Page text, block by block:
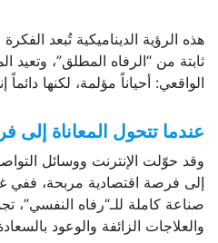
هذه الرؤية الديناميكية تُبعد
ثابتة من “الرفاه المطلق”، وتعيد
الواقعي: أحياناً مؤلمة، لكنها دائماً
عندما تتحول المعاناة إلى
وقد حوّلت الإنترنت ووسائل
إلى فرصة اقتصادية مربحة،
صناعة كاملة للـ“رفاه النفسي”،
والعلاجات الزائفة والوعود